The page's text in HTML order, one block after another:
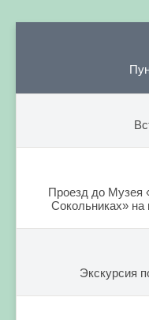
Проезд до Музея
Сокольниках»
Экскурсия